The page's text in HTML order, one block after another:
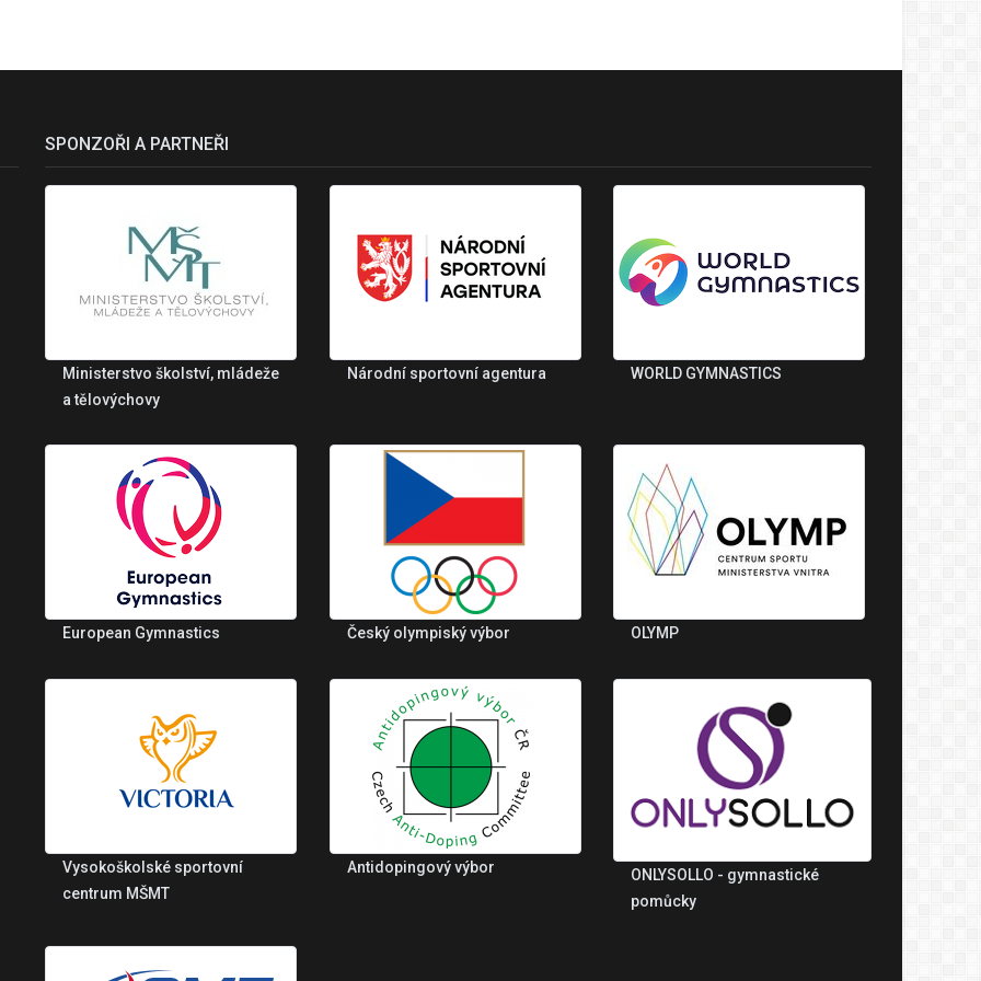
SPONZOŘI A PARTNEŘI
Ministerstvo školství, mládeže
a tělovýchovy
Národní sportovní agentura WORLD GYMNASTICS
European Gymnastics Český olympiský výbor OLYMP
Vysokoškolské sportovní
centrum MŠMT
Antidopingový výbor
ONLYSOLLO - gymnastické
pomůcky